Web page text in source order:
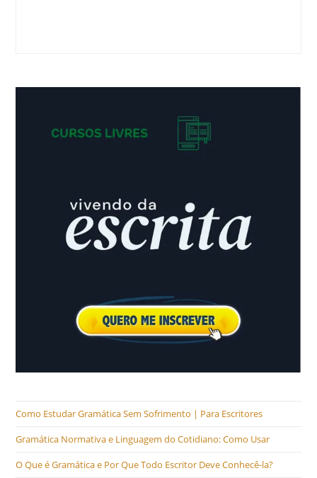
Como Estudar Gramática Sem Sofrimento | Para Escritores
Gramática Normativa e Linguagem do Cotidiano: Como Usar
O Que é Gramática e Por Que Todo Escritor Deve Conhecê-la?